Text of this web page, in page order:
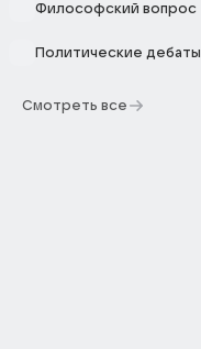
Философский вопрос
Политические дебаты
Смотреть все